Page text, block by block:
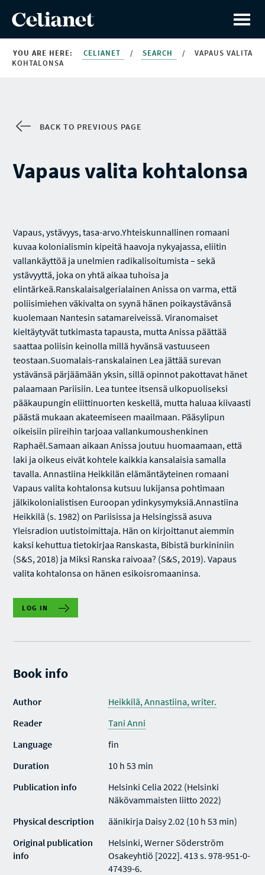
YOU ARE HERE: CELIANET / SEARCH /
VAPAUS VALITA
KOHTALONSA
BACK TO PREVIOUS PAGE
Vapaus valita kohtalonsa
Vapaus, ystävyys, tasa-arvo.Yhteiskunnallinen romaani
kuvaa kolonialismin kipeitä haavoja nykyajassa, eliitin
vallankäyttöä ja unelmien radikalisoitumista – sekä
ystävyyttä, joka on yhtä aikaa tuhoisa ja
elintärkeä.Ranskalaisalgerialainen Anissa on varma, että
poliisimiehen väkivalta on syynä hänen poikaystävänsä
kuolemaan Nantesin satamareiveissä. Viranomaiset
kieltäytyvät tutkimasta tapausta, mutta Anissa päättää
saattaa poliisin keinolla millä hyvänsä vastuuseen
teostaan.Suomalais-ranskalainen Lea jättää surevan
ystävänsä pärjäämään yksin, sillä opinnot pakottavat hänet
palaamaan Pariisiin. Lea tuntee itsensä ulkopuoliseksi
pääkaupungin eliittinuorten keskellä, mutta haluaa kiivaasti
päästä mukaan akateemiseen maailmaan. Pääsylipun
oikeisiin piireihin tarjoaa vallankumoushenkinen
Raphaël.Samaan aikaan Anissa joutuu huomaamaan, että
laki ja oikeus eivät kohtele kaikkia kansalaisia samalla
tavalla. Annastiina Heikkilän elämäntäyteinen romaani
Vapaus valita kohtalonsa kutsuu lukijansa pohtimaan
jälkikolonialistisen Euroopan ydinkysymyksiä.Annastiina
Heikkilä (s. 1982) on Pariisissa ja Helsingissä asuva
Yleisradion uutistoimittaja. Hän on kirjoittanut aiemmin
kaksi kehuttua tietokirjaa Ranskasta, Bibistä burkininiin
(S&S, 2018) ja Miksi Ranska raivoaa? (S&S, 2019). Vapaus
valita kohtalonsa on hänen esikoisromaaninsa.
LOG IN
Book info
Author
Heikkilä, Annastiina, writer.
Reader
Tani Anni
Language
fin
Duration
10 h 53 min
Publication info
Helsinki Celia 2022 (Helsinki
Näkövammaisten liitto 2022)
Physical description
äänikirja Daisy 2.02 (10 h 53 min)
Original publication
info
Helsinki, Werner Söderström
Osakeyhtiö [2022]. 413 s. 978-951-0-
47439-6.